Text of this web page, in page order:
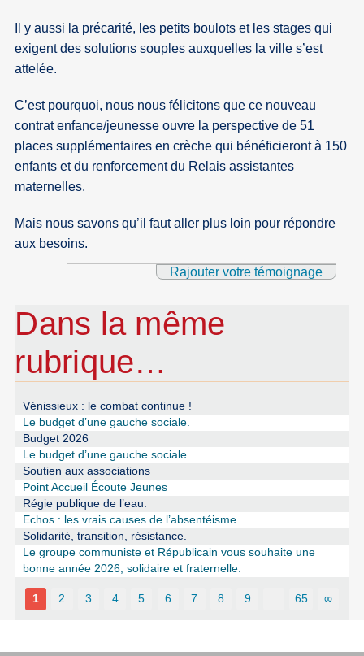
Il y aussi la précarité, les petits boulots et les stages qui
exigent des solutions souples auxquelles la ville s’est
attelée.
C’est pourquoi, nous nous félicitons que ce nouveau
contrat enfance/jeunesse ouvre la perspective de 51
places supplémentaires en crèche qui bénéficieront à 150
enfants et du renforcement du Relais assistantes
maternelles.
Mais nous savons qu’il faut aller plus loin pour répondre
aux besoins.
Rajouter votre témoignage
Dans la même
rubrique…
Vénissieux : le combat continue !
Le budget d’une gauche sociale.
Budget 2026
Le budget d’une gauche sociale
Soutien aux associations
Point Accueil Écoute Jeunes
Régie publique de l’eau.
Echos : les vrais causes de l’absentéisme
Solidarité, transition, résistance.
Le groupe communiste et Républicain vous souhaite une
bonne année 2026, solidaire et fraternelle.
1 2 3 4 5 6 7 8 9 65 ∞